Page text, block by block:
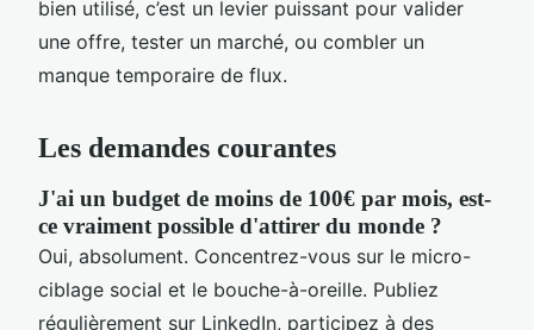
bien utilisé, c’est un levier puissant pour valider
une offre, tester un marché, ou combler un
manque temporaire de flux.
Les demandes courantes
J'ai un budget de moins de 100€ par mois, est-
ce vraiment possible d'attirer du monde ?
Oui, absolument. Concentrez-vous sur le micro-
ciblage social et le bouche-à-oreille. Publiez
régulièrement sur LinkedIn, participez à des